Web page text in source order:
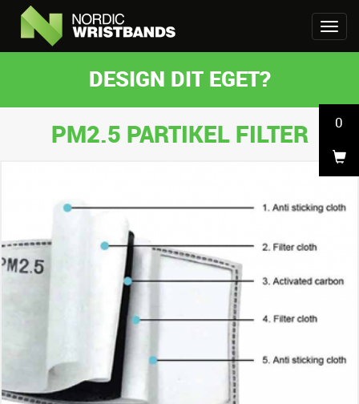
0
DESIGN DIT EGET?
PM2.5 PARTIKEL FILTER